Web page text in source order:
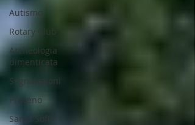
Autismo
Rotary Club
Archeologia
dimenticata
Segnalazioni
Proceno
Santa Sofia